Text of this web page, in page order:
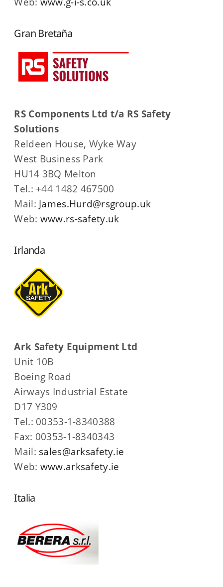
Gran Bretaña
RS Components Ltd t/a RS Safety
Solutions
Reldeen House, Wyke Way
West Business Park
HU14 3BQ Melton
Tel.: +44 1482 467500
Mail: James.Hurd@rsgroup.uk
Web: www.rs-safety.uk
Irlanda
Ark Safety Equipment Ltd
Unit 10B
Boeing Road
Airways Industrial Estate
D17 Y309
Tel.: 00353-1-8340388
Fax: 00353-1-8340343
Mail: sales@arksafety.ie
Web: www.arksafety.ie
Italia